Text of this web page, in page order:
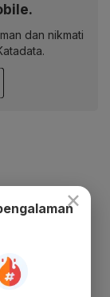
dan nikmati
Me
×